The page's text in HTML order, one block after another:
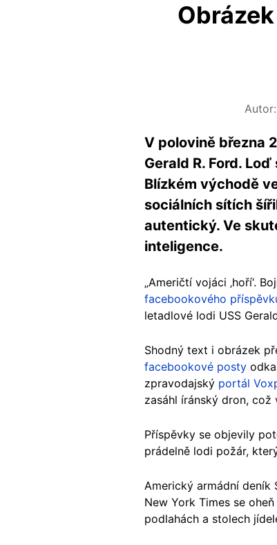
Autor:
V polovině března
Gerald R. Ford.
Blízkém východě
sociálních sítích
autentický. Ve
inteligence.
„Američtí vojáci ‚hoří‘.
facebookového
letadlové lodi USS
Shodný text i obrázek
facebookové posty
zpravodajský portál
zasáhl íránský dron,
Příspěvky se objevily
prádelně lodi požár,
Americký armádní deník
New York Times se
podlahách a stolech